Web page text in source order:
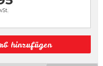
hinzufügen